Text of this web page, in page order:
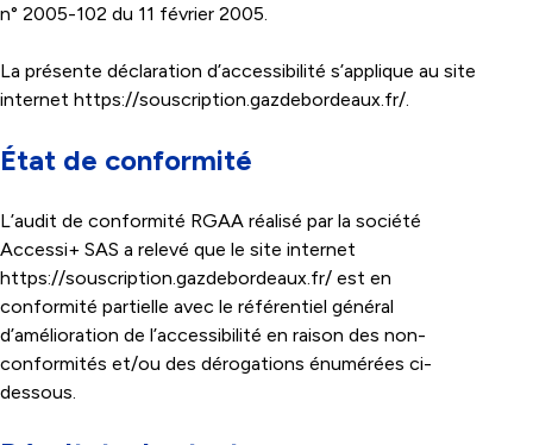
n° 2005-102 du 11 février 2005.
La présente déclaration d’accessibilité s’applique au site
internet https://souscription.gazdebordeaux.fr/.
État de conformité
L’audit de conformité RGAA réalisé par la société
Accessi+ SAS a relevé que le site internet
https://souscription.gazdebordeaux.fr/ est en
conformité partielle avec le référentiel général
d’amélioration de l’accessibilité en raison des non-
conformités et/ou des dérogations énumérées ci-
dessous.